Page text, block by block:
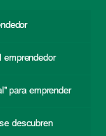
emprendedor
para emprender
descubren